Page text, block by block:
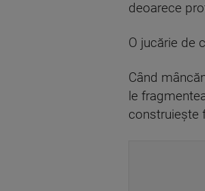
deoarece
O jucărie de
Când
le
construiește